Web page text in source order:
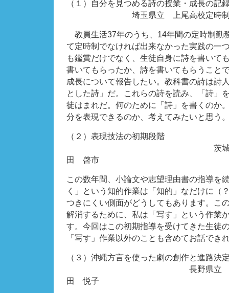
（１）自分を見つめる詩の授業・成長の記
埼玉県立 上尾高校定時制
教員生活37年のうち、14年間の定時制勤
て定時制でなければ出来なかった実践の一
も鑑賞だけでなく、生徒自身に詩を書いて
書いてもらったか、詩を書いてもらうこと
成長について報告したい。教科書の詩は詩
とした詩」だ。これらの詩を読み、「詩」
徒はまれだ。何のために「詩」を書くのか
分を表現できるのか、考えてみたいと思う
（２）表現技法の初期段階
茨城県 私立清
田 啓市
この数年間、小論文や志望理由書の指導を
く」という知的作業は「知的」なだけに（
つきにくい側面がどうしてもあります。こ
解消するために、私は「写す」という作業
す。今回はこの初期指導を受けてきた生徒
「写す」作業以外のことも含めてお話でき
（３）沖縄方言を使った劇の創作と進路決
長野県立 野沢南高
田 悦子